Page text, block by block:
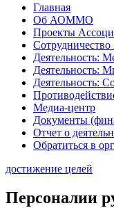
Главная
Об АОММО
Проекты
Деятельность:
Деятельность:
Деятельность:
Медиа-центр
Документы
Отчет о
Обратиться в
достижение целей
Персоналии